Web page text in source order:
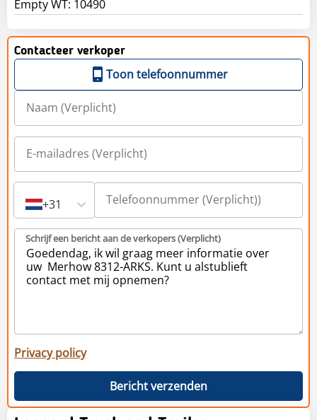
Contacteer verkoper
Toon telefoonnummer
+31
Schrijf een bericht aan de verkopers (Verplicht)
Privacy policy
Bericht verzenden